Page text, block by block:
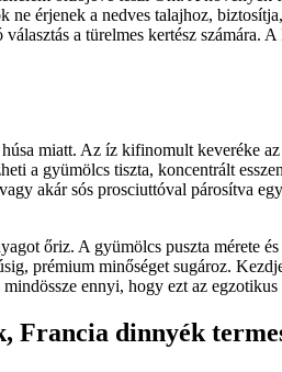
ne érjenek a nedves talajhoz,
a türelmes kertész számára.
miatt. Az íz kifinomult keveréke
a gyümölcs tiszta, koncentrált
akár sós prosciuttóval párosítva
őriz. A gyümölcs puszta mérete
prémium minőséget sugároz.
mindössze ennyi, hogy ezt az
dinnyék